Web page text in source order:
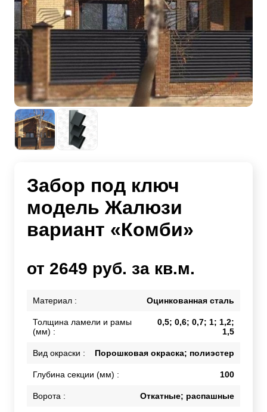
Забор под ключ
модель Жалюзи
вариант «Комби»
от 2649 руб. за кв.м.
Материал : Оцинкованная сталь
Толщина ламели и рамы
(мм) :
0,5; 0,6; 0,7; 1; 1,2;
1,5
Вид окраски : Порошковая окраска; полиэстер
Глубина секции (мм) : 100
Ворота : Откатные; распашные